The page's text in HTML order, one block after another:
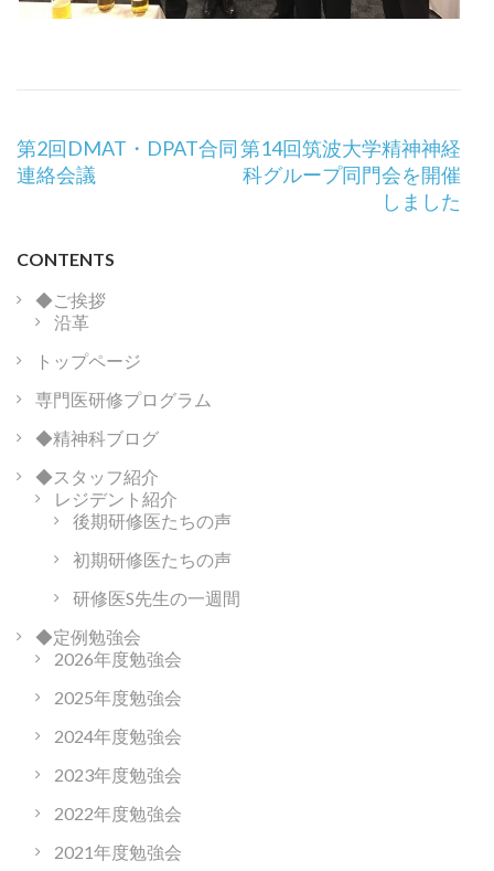
投
稿
ゲ
ー
シ
ョ
ン
第2回DMAT・DPAT合同
連絡会議
第14回筑波大学精神神経
科グループ同門会を開催
しました
CONTENTS
◆ご挨拶
沿革
トップページ
専門医研修プログラム
◆精神科ブログ
◆スタッフ紹介
レジデント紹介
後期研修医たちの声
初期研修医たちの声
研修医S先生の一週間
◆定例勉強会
2026年度勉強会
2025年度勉強会
2024年度勉強会
2023年度勉強会
2022年度勉強会
2021年度勉強会